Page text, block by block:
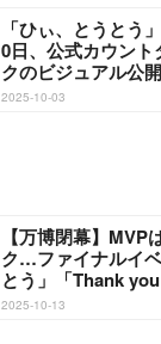
「ひぃ、とうとう
0日、公式カウン
クのビジュアル公
2025-10-03
【万博閉幕】MVP
ク…ファイナルイ
とう」「Thank
2025-10-13